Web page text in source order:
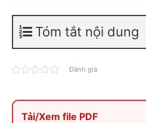
Tóm tắt nội dung
Đánh giá
Tải/Xem file PDF